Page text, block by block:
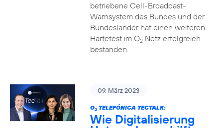
betriebene Cell-Broadcast-
Warnsystem des Bundes und der
Bundesländer hat einen weiteren
Härtetest im O2Netz erfolgreich
bestanden.
09. März 2023
O2TELEFÓNICA TECTALK:
Wie Digitalisierung